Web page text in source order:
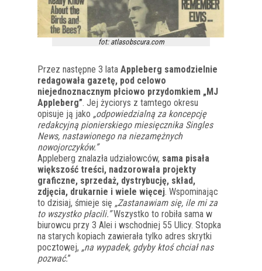
fot: atlasobscura.com
Przez następne 3 lata Appleberg samodzielnie
redagowała gazetę, pod celowo
niejednoznacznym płciowo przydomkiem „MJ
Appleberg”. Jej życiorys z tamtego okresu
opisuje ją jako „odpowiedzialną za koncepcję
redakcyjną pionierskiego miesięcznika Singles
News, nastawionego na niezamężnych
nowojorczyków.”
Appleberg znalazła udziałowców, sama pisała
większość treści, nadzorowała projekty
graficzne, sprzedaż, dystrybucję, skład,
zdjęcia, drukarnie i wiele więcej. Wspominając
to dzisiaj, śmieje się „Zastanawiam się, ile mi za
to wszystko płacili.”Wszystko to robiła sama w
biurowcu przy 3 Alei i wschodniej 55 Ulicy. Stopka
na starych kopiach zawierała tylko adres skrytki
pocztowej, „na wypadek, gdyby ktoś chciał nas
pozwać.”